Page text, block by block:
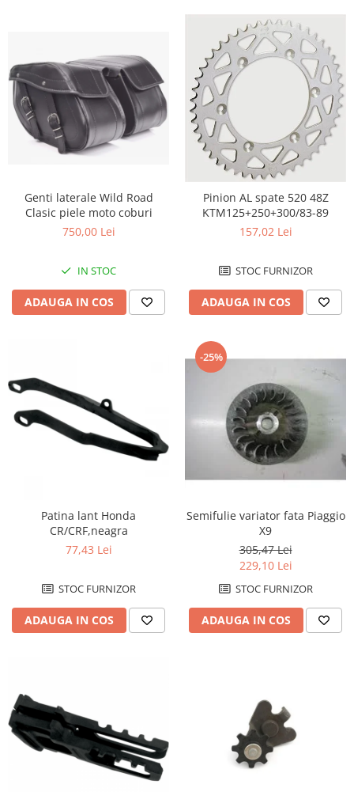
Camasi dama
Geci dama
Incaltaminte dama
Manusi dama
Pantaloni dama
TRANSPORT & DEPOZITARE
Genti & Bagaje
Geanta ghidon
Geanta rezervor
Geanta spate
Top case
Accesorii
Top case
Cutii / Genti SHAD
Cutii capace colorate
Cutii laterale Shad
Genti rezervor Shad
Genti TERRA Shad
Kituri complete TERRA Shad
Kituri de prindere Shad
Genti
Rucsac
Suporti prindere cutii/genti
Genti laterale Wild Road
Clasic piele moto coburi
750,00 Lei
IN STOC
ADAUGA IN COS
Pinion AL spate 520 48Z
KTM125+250+300/83-89
157,02 Lei
STOC FURNIZOR
ADAUGA IN COS
Patina lant Honda
CR/CRF,neagra
77,43 Lei
STOC FURNIZOR
ADAUGA IN COS
-25%
Semifulie variator fata Piaggio
X9
305,47 Lei
229,10 Lei
STOC FURNIZOR
ADAUGA IN COS